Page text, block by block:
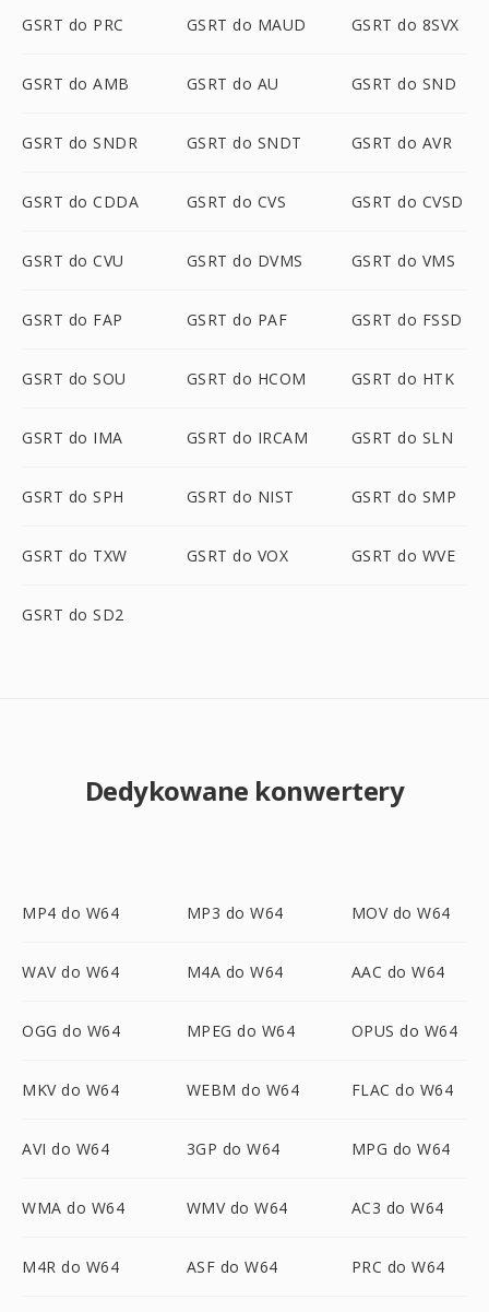
GSRT do PRC GSRT do MAUD GSRT do 8SVX
GSRT do AMB GSRT do AU GSRT do SND
GSRT do SNDR GSRT do SNDT GSRT do AVR
GSRT do CDDA GSRT do CVS GSRT do CVSD
GSRT do CVU GSRT do DVMS GSRT do VMS
GSRT do FAP GSRT do PAF GSRT do FSSD
GSRT do SOU GSRT do HCOM GSRT do HTK
GSRT do IMA GSRT do IRCAM GSRT do SLN
GSRT do SPH GSRT do NIST GSRT do SMP
GSRT do TXW GSRT do VOX GSRT do WVE
GSRT do SD2
Dedykowane konwertery
MP4 do W64 MP3 do W64 MOV do W64
WAV do W64 M4A do W64 AAC do W64
OGG do W64 MPEG do W64 OPUS do W64
MKV do W64 WEBM do W64 FLAC do W64
AVI do W64 3GP do W64 MPG do W64
WMA do W64 WMV do W64 AC3 do W64
M4R do W64 ASF do W64 PRC do W64